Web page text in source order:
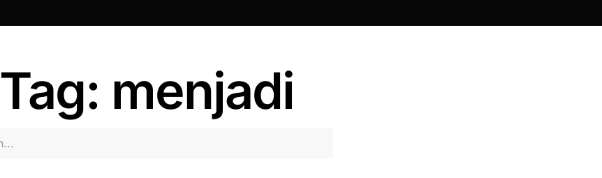
Tag: menjadi